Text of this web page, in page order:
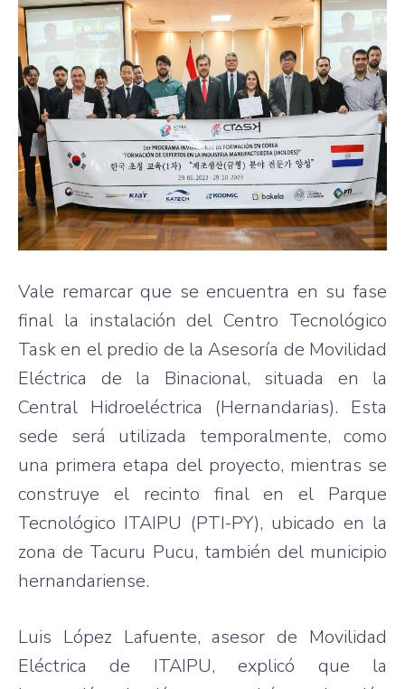
Vale remarcar que se encuentra en su fase
final la instalación del Centro Tecnológico
Task en el predio de la Asesoría de Movilidad
Eléctrica de la Binacional, situada en la
Central Hidroeléctrica (Hernandarias). Esta
sede será utilizada temporalmente, como
una primera etapa del proyecto, mientras se
construye el recinto final en el Parque
Tecnológico ITAIPU (PTI-PY), ubicado en la
zona de Tacuru Pucu, también del municipio
hernandariense.
Luis López Lafuente, asesor de Movilidad
Eléctrica de ITAIPU, explicó que la